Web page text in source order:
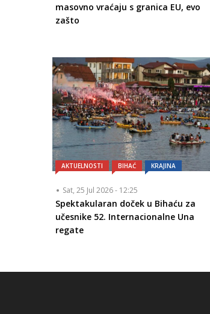
masovno vraćaju s granica EU, evo
zašto
AKTUELNOSTI BIHAĆ KRAJINA
Sat, 25 Jul 2026 - 12:25
Spektakularan doček u Bihaću za
učesnike 52. Internacionalne Una
regate